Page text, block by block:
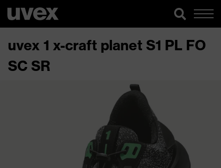
uvex 1 x-craft planet S1 PL FO
SC SR